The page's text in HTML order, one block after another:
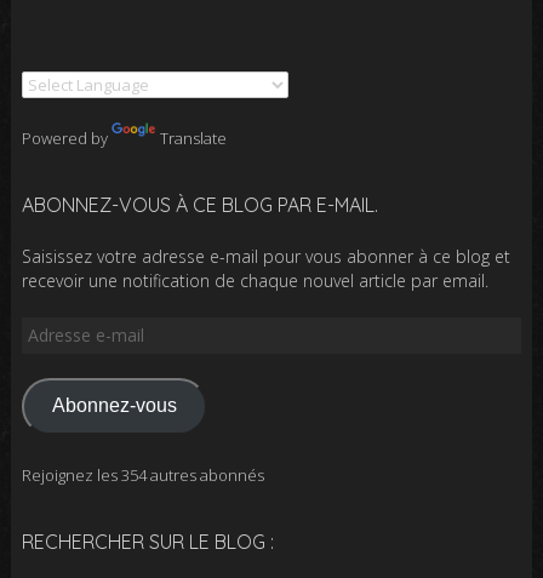
Powered by Translate
ABONNEZ-VOUS À CE BLOG PAR E-MAIL.
Saisissez votre adresse e-mail pour vous abonner à ce blog et
recevoir une notification de chaque nouvel article par email.
Adresse
mail
Abonnez-vous
Rejoignez les 354 autres abonnés
RECHERCHER SUR LE BLOG :